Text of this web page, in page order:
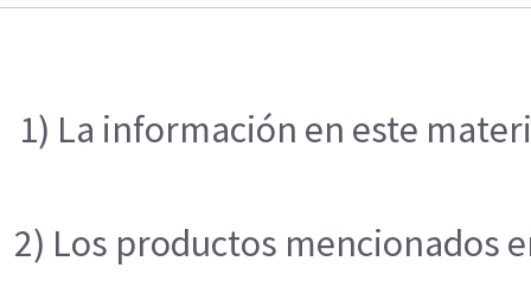
1) La información en este
2) Los productos mencionados